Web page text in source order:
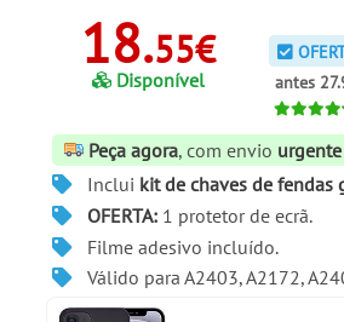
18.55€
Disponível
antes
Peça agora, com envio
Inclui kit de chaves de fendas
OFERTA:1 protetor de ecrã.
Filme adesivo incluído.
Válido para A2403, A2172,